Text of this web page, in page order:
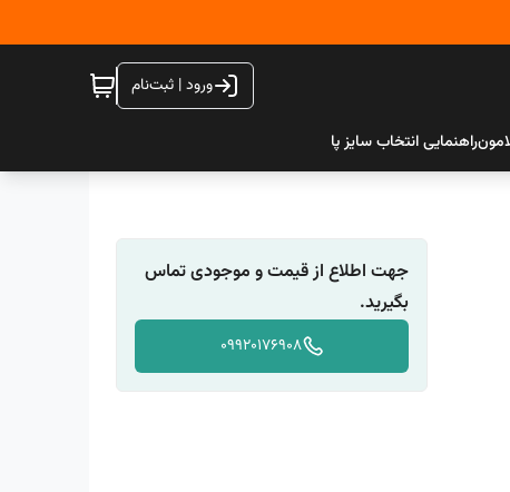
ورود | ثبت‌نام
راهنمایی انتخاب سایز پا
جهت اطلاع از قیمت و موجودی تماس
بگیرید.
09920176908